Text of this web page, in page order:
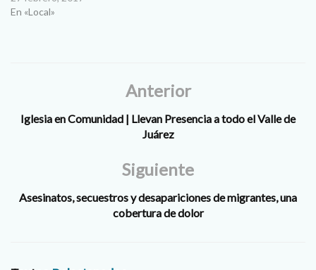
En «Local»
Anterior
Iglesia en Comunidad | Llevan Presencia a todo el Valle de
Juárez
Siguiente
Asesinatos, secuestros y desapariciones de migrantes, una
cobertura de dolor